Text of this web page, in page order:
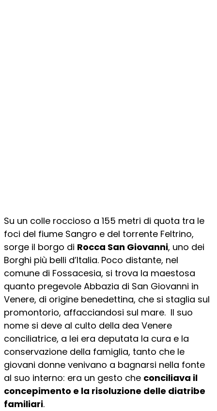
Su un colle roccioso a 155 metri di quota tra le
foci del fiume Sangro e del torrente Feltrino,
sorge il borgo di Rocca San Giovanni, uno dei
Borghi più belli d’Italia. Poco distante, nel
comune di Fossacesia, si trova la maestosa
quanto pregevole Abbazia di San Giovanni in
Venere, di origine benedettina, che si staglia sul
promontorio, affacciandosi sul mare. Il suo
nome si deve al culto della dea Venere
conciliatrice, a lei era deputata la cura e la
conservazione della famiglia, tanto che le
giovani donne venivano a bagnarsi nella fonte
al suo interno: era un gesto che conciliava il
concepimento e la risoluzione delle diatribe
familiari.